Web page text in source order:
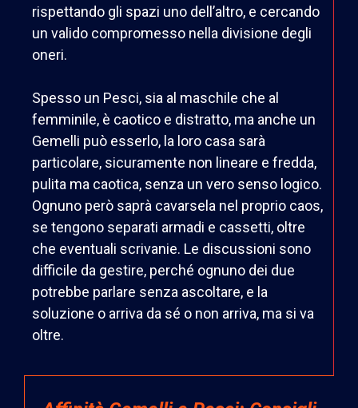
rispettando gli spazi uno dell’altro, e cercando
un valido compromesso nella divisione degli
oneri.
Spesso un Pesci, sia al maschile che al
femminile, è caotico e distratto, ma anche un
Gemelli può esserlo, la loro casa sarà
particolare, sicuramente non lineare e fredda,
pulita ma caotica, senza un vero senso logico.
Ognuno però saprà cavarsela nel proprio caos,
se tengono separati armadi e cassetti, oltre
che eventuali scrivanie. Le discussioni sono
difficile da gestire, perché ognuno dei due
potrebbe parlare senza ascoltare, e la
soluzione o arriva da sé o non arriva, ma si va
oltre.